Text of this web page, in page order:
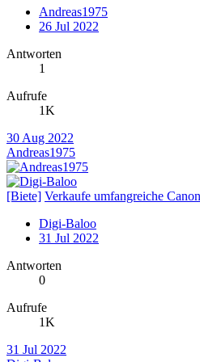
Andreas1975
26 Jul 2022
Antworten
1
Aufrufe
1K
30 Aug 2022
Andreas1975
[Biete] Verkaufe umfangreiche
Digi-Baloo
31 Jul 2022
Antworten
0
Aufrufe
1K
31 Jul 2022